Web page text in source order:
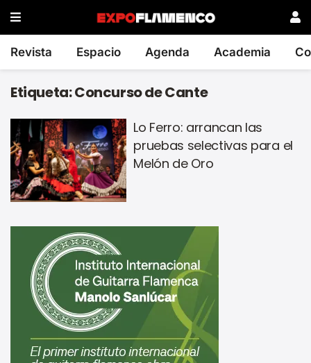
Revista Espacio Agenda Academia
Etiqueta:Concurso de Cante
Lo Ferro: arrancan las
pruebas selectivas para el
Melón de Oro